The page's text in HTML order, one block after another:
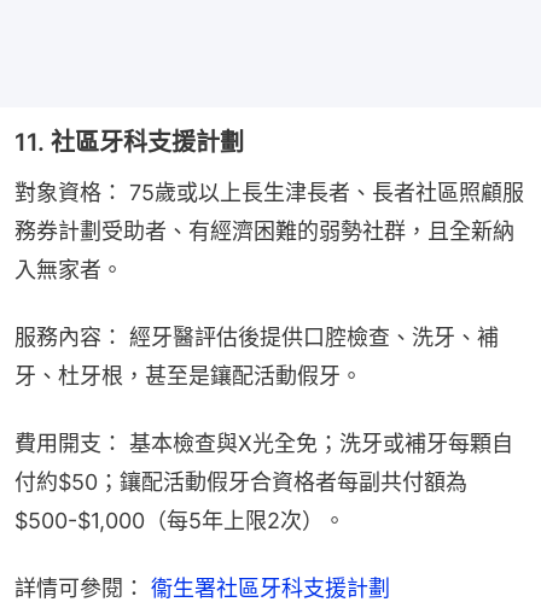
11. 社區牙科支援計劃
對象資格： 75歲或以上長生津長者、長者社區照顧服
務券計劃受助者、有經濟困難的弱勢社群，且全新納
入無家者。
服務內容： 經牙醫評估後提供口腔檢查、洗牙、補
牙、杜牙根，甚至是鑲配活動假牙。
費用開支： 基本檢查與X光全免；洗牙或補牙每顆自
付約$50；鑲配活動假牙合資格者每副共付額為
$500-$1,000（每5年上限2次）。
詳情可參閱： 衞生署社區牙科支援計劃